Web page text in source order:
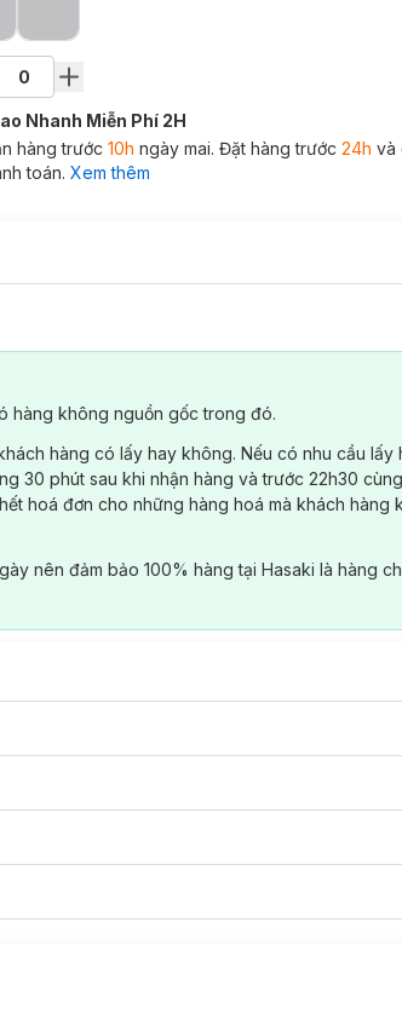
Nhanh Miễn Phí 2H
hàng trước 10h ngày mai. Đặt hàng trước 24h và
toán. Xem thêm
hàng không nguồn gốc trong đó.
hàng có lấy hay không. Nếu có nhu cầu lấy
30 phút sau khi nhận hàng và trước 22h30
hoá đơn cho những hàng hoá mà khách hàng
nên đảm bảo 100% hàng tại Hasaki là hàng